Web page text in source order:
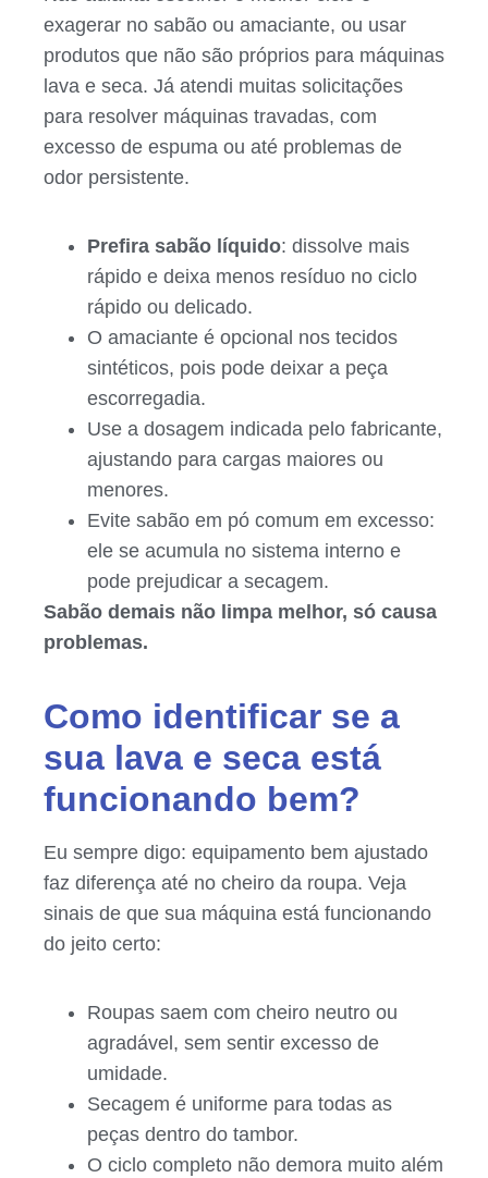
exagerar no sabão ou amaciante, ou usar
produtos que não são próprios para máquinas
lava e seca. Já atendi muitas solicitações
para resolver máquinas travadas, com
excesso de espuma ou até problemas de
odor persistente.
Prefira sabão líquido: dissolve mais
rápido e deixa menos resíduo no ciclo
rápido ou delicado.
O amaciante é opcional nos tecidos
sintéticos, pois pode deixar a peça
escorregadia.
Use a dosagem indicada pelo fabricante,
ajustando para cargas maiores ou
menores.
Evite sabão em pó comum em excesso:
ele se acumula no sistema interno e
pode prejudicar a secagem.
Sabão demais não limpa melhor, só causa
problemas.
Como identificar se a
sua lava e seca está
funcionando bem?
Eu sempre digo: equipamento bem ajustado
faz diferença até no cheiro da roupa. Veja
sinais de que sua máquina está funcionando
do jeito certo:
Roupas saem com cheiro neutro ou
agradável, sem sentir excesso de
umidade.
Secagem é uniforme para todas as
peças dentro do tambor.
O ciclo completo não demora muito além